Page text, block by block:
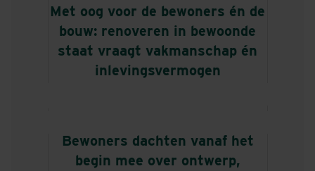
Met oog voor de bewoners én de
bouw: renoveren in bewoonde
staat vraagt vakmanschap én
inlevingsvermogen
Bewoners dachten vanaf het
begin mee over ontwerp,